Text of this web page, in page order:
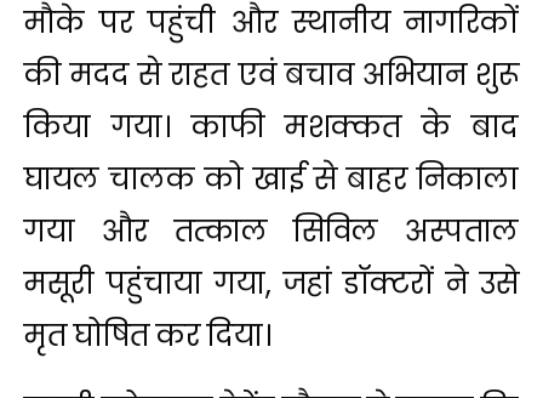
मौके पर पहुंची और स्थानीय नागरिकों
की मदद से राहत एवं बचाव अभियान शुरू
किया गया। काफी मशक्कत के बाद
घायल चालक को खाई से बाहर निकाला
गया और तत्काल सिविल अस्पताल
मसूरी पहुंचाया गया, जहां डॉक्टरों ने उसे
मृत घोषित कर दिया।